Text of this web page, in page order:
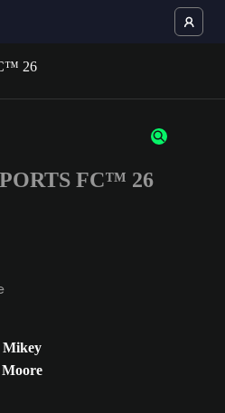
Zeichen oder Ziffern ein
FC™ 26
Mikey
Moore